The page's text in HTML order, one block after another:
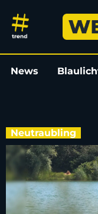
Trotz
News
Neutraubling